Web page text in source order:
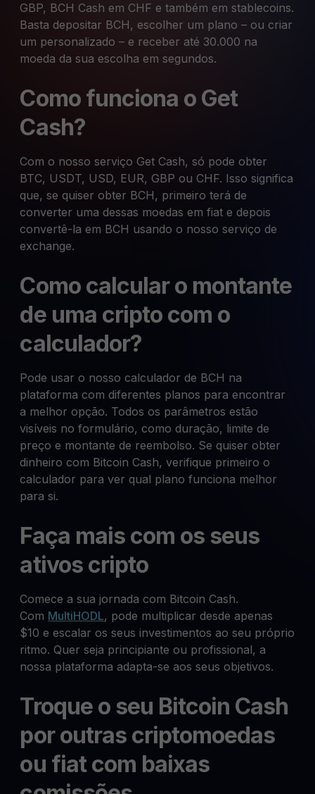
GBP, BCH Cash em CHF e também em stablecoins.
Basta depositar BCH, escolher um plano – ou criar
um personalizado – e receber até 30.000 na
moeda da sua escolha em segundos.
Como funciona o Get
Cash?
Com o nosso serviço Get Cash, só pode obter
BTC, USDT, USD, EUR, GBP ou CHF. Isso significa
que, se quiser obter BCH, primeiro terá de
converter uma dessas moedas em fiat e depois
convertê-la em BCH usando o nosso serviço de
exchange.
Como calcular o montante
de uma cripto com o
calculador?
Pode usar o nosso calculador de BCH na
plataforma com diferentes planos para encontrar
a melhor opção. Todos os parâmetros estão
visíveis no formulário, como duração, limite de
preço e montante de reembolso. Se quiser obter
dinheiro com Bitcoin Cash, verifique primeiro o
calculador para ver qual plano funciona melhor
para si.
Faça mais com os seus
ativos cripto
Comece a sua jornada com Bitcoin Cash.
Com MultiHODL, pode multiplicar desde apenas
$10 e escalar os seus investimentos ao seu próprio
ritmo. Quer seja principiante ou profissional, a
nossa plataforma adapta-se aos seus objetivos.
Troque o seu Bitcoin Cash
por outras criptomoedas
ou fiat com baixas